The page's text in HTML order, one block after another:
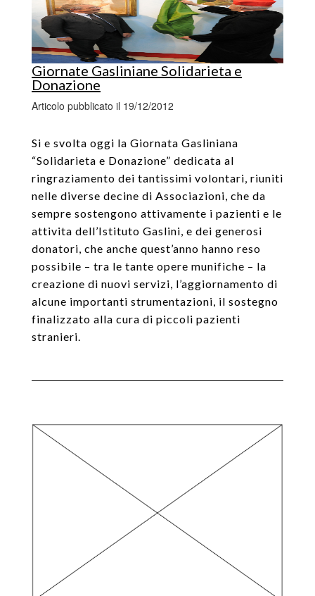
Giornate Gasliniane Solidarieta e
Donazione
Articolo pubblicato il 19/12/2012
Si e svolta oggi la Giornata Gasliniana
“Solidarieta e Donazione” dedicata al
ringraziamento dei tantissimi volontari, riuniti
nelle diverse decine di Associazioni, che da
sempre sostengono attivamente i pazienti e le
attivita dell’Istituto Gaslini, e dei generosi
donatori, che anche quest’anno hanno reso
possibile – tra le tante opere munifiche – la
creazione di nuovi servizi, l’aggiornamento di
alcune importanti strumentazioni, il sostegno
finalizzato alla cura di piccoli pazienti
stranieri.